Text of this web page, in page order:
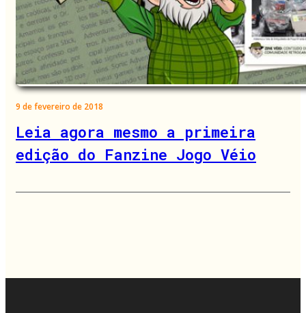
9 de fevereiro de 2018
Leia agora mesmo a primeira
edição do Fanzine Jogo Véio